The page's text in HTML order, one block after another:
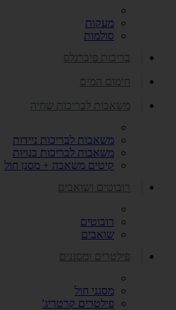
מעקות
סולמות
בריכות פיברגלס
חימום המים
משאבות לבריכות שחיה
משאבות לבריכות ניידות
משאבות לבריכות בנויות
קיטים משאבה + מסנן חול
רובוטים ושואבים
רובוטים
שואבים
פילטרים ומסננים
מסנני חול
פילטרים קרטריג'